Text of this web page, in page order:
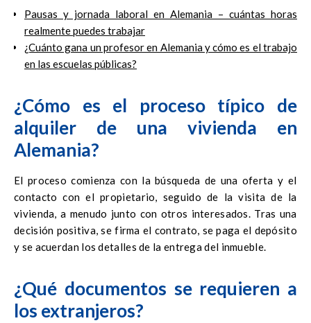
Pausas y jornada laboral en Alemania – cuántas horas
realmente puedes trabajar
¿Cuánto gana un profesor en Alemania y cómo es el trabajo
en las escuelas públicas?
¿Cómo es el proceso típico de
alquiler de una vivienda en
Alemania?
El proceso comienza con la búsqueda de una oferta y el
contacto con el propietario, seguido de la visita de la
vivienda, a menudo junto con otros interesados. Tras una
decisión positiva, se firma el contrato, se paga el depósito
y se acuerdan los detalles de la entrega del inmueble.
¿Qué documentos se requieren a
los extranjeros?